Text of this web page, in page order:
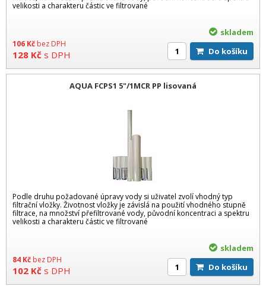
velikosti a charakteru částic ve filtrované
106 Kč bez DPH
128 Kč s DPH
skladem
Do košíku
AQUA FCPS1 5"/1MCR PP lisovaná
Podle druhu požadované úpravy vody si uživatel zvolí vhodný typ
filtrační vložky. Životnost vložky je závislá na použití vhodného stupně
filtrace, na množství přefiltrované vody, původní koncentraci a spektru
velikosti a charakteru částic ve filtrované
84 Kč bez DPH
102 Kč s DPH
skladem
Do košíku